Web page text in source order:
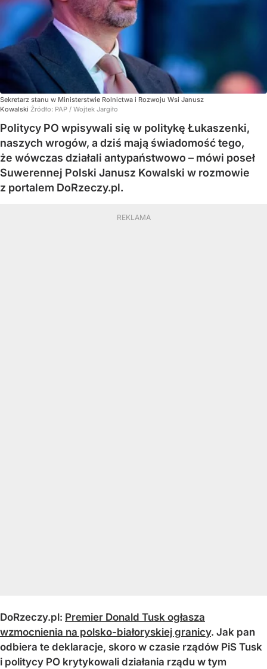
Sekretarz stanu w Ministerstwie Rolnictwa i Rozwoju Wsi Janusz
Kowalski Źródło: PAP / Wojtek Jargiło
Politycy PO wpisywali się w politykę Łukaszenki,
naszych wrogów, a dziś mają świadomość tego,
że wówczas działali antypaństwowo – mówi poseł
Suwerennej Polski Janusz Kowalski w rozmowie
z portalem DoRzeczy.pl.
DoRzeczy.pl: Premier Donald Tusk ogłasza
wzmocnienia na polsko-białoryskiej granicy. Jak pan
odbiera te deklaracje, skoro w czasie rządów PiS Tusk
i politycy PO krytykowali działania rządu w tym